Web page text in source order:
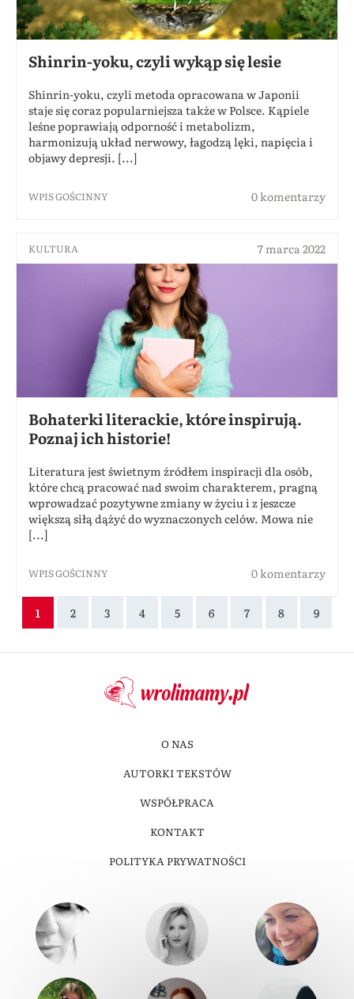
Shinrin-yoku, czyli wykąp się lesie
Shinrin-yoku, czyli metoda opracowana w Japonii
staje się coraz popularniejsza także w Polsce. Kąpiele
leśne poprawiają odporność i metabolizm,
harmonizują układ nerwowy, łagodzą lęki, napięcia i
objawy depresji. [...]
WPIS GOŚCINNY 0 komentarzy
KULTURA 7 marca 2022
Bohaterki literackie, które inspirują.
Poznaj ich historie!
Literatura jest świetnym źródłem inspiracji dla osób,
które chcą pracować nad swoim charakterem, pragną
wprowadzać pozytywne zmiany w życiu i z jeszcze
większą siłą dążyć do wyznaczonych celów. Mowa nie
[...]
WPIS GOŚCINNY 0 komentarzy
1 2 3 4 5 6 7 8 9
O NAS
AUTORKI TEKSTÓW
WSPÓŁPRACA
KONTAKT
POLITYKA PRYWATNOŚCI